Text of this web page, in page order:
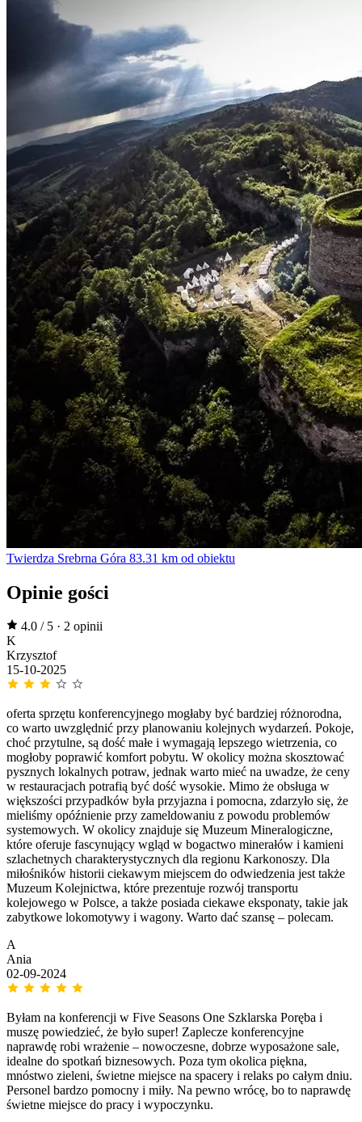
Twierdza Srebrna Góra 83.31 km od obiektu
Opinie gości
4.0 / 5 · 2 opinii
K
Krzysztof
15-10-2025
oferta sprzętu konferencyjnego mogłaby być bardziej różnorodna,
co warto uwzględnić przy planowaniu kolejnych wydarzeń. Pokoje,
choć przytulne, są dość małe i wymagają lepszego wietrzenia, co
mogłoby poprawić komfort pobytu. W okolicy można skosztować
pysznych lokalnych potraw, jednak warto mieć na uwadze, że ceny
w restauracjach potrafią być dość wysokie. Mimo że obsługa w
większości przypadków była przyjazna i pomocna, zdarzyło się, że
mieliśmy opóźnienie przy zameldowaniu z powodu problemów
systemowych. W okolicy znajduje się Muzeum Mineralogiczne,
które oferuje fascynujący wgląd w bogactwo minerałów i kamieni
szlachetnych charakterystycznych dla regionu Karkonoszy. Dla
miłośników historii ciekawym miejscem do odwiedzenia jest także
Muzeum Kolejnictwa, które prezentuje rozwój transportu
kolejowego w Polsce, a także posiada ciekawe eksponaty, takie jak
zabytkowe lokomotywy i wagony. Warto dać szansę – polecam.
A
Ania
02-09-2024
Byłam na konferencji w Five Seasons One Szklarska Poręba i
muszę powiedzieć, że było super! Zaplecze konferencyjne
naprawdę robi wrażenie – nowoczesne, dobrze wyposażone sale,
idealne do spotkań biznesowych. Poza tym okolica piękna,
mnóstwo zieleni, świetne miejsce na spacery i relaks po całym dniu.
Personel bardzo pomocny i miły. Na pewno wrócę, bo to naprawdę
świetne miejsce do pracy i wypoczynku.